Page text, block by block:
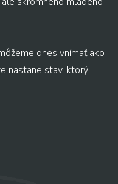
dnes vnímať ako
nastane stav, ktorý